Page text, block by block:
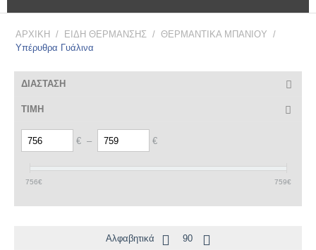
ΑΡΧΙΚΗ / ΕΙΔΗ ΘΕΡΜΑΝΣΗΣ / ΘΕΡΜΑΝΤΙΚΑ ΜΠΑΝΙΟΥ /
Υπέρυθρα Γυάλινα
ΔΙΑΣΤΑΣΗ
ΤΙΜΗ
€ – €
756€ 759€
Αλφαβητικά 90